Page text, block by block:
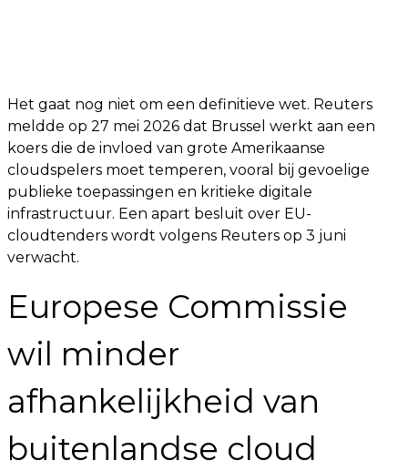
Het gaat nog niet om een definitieve wet. Reuters
meldde op 27 mei 2026 dat Brussel werkt aan een
koers die de invloed van grote Amerikaanse
cloudspelers moet temperen, vooral bij gevoelige
publieke toepassingen en kritieke digitale
infrastructuur. Een apart besluit over EU-
cloudtenders wordt volgens Reuters op 3 juni
verwacht.
Europese Commissie
wil minder
afhankelijkheid van
buitenlandse cloud